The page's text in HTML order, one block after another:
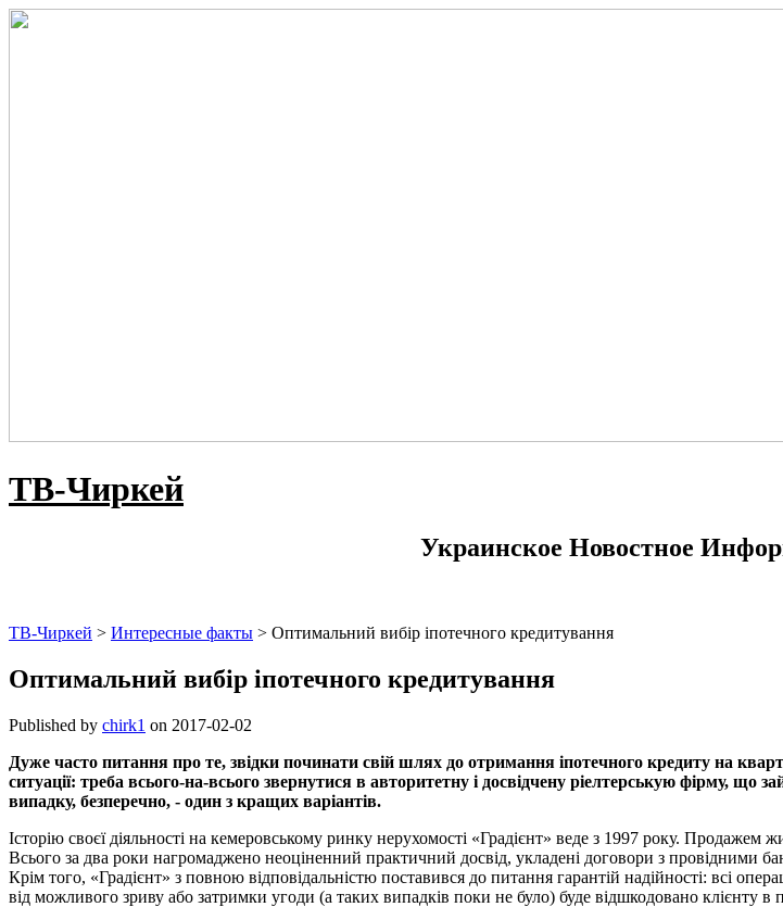
ТВ-Чиркей
Украинское Новостное
ТВ-Чиркей > Интересные факты > Оптимальний вибір іпотечного кредитування
Оптимальний вибір іпотечного кредитування
Published by chirk1 on 2017-02-02
Дуже часто питання про те, звідки починати свій шлях до отримання іпотечного кредиту на
ситуації: треба всього-на-всього звернутися в авторитетну і досвідчену ріелтерськую фірму,
випадку, безперечно, - один з кращих варіантів.
Історію своєї діяльності на кемеровському ринку нерухомості «Градієнт» веде з 1997 року.
Всього за два роки нагромаджено неоціненний практичний досвід, укладені договори з провідними
Крім того, «Градієнт» з повною відповідальністю поставився до питання гарантій надійності: всі
від можливого зриву або затримки угоди (а таких випадків поки не було) буде відшкодовано клієнту в